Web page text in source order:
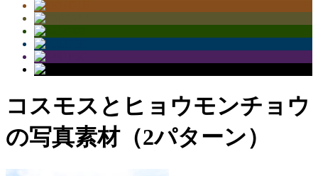
コスモスとヒョウモンチョウ
の写真素材（2パターン）